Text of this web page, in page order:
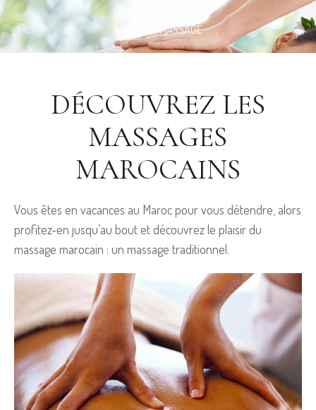
ACCUEIL »MASSAGE
DÉCOUVREZ LES
MASSAGES
MAROCAINS
Vous êtes en vacances au Maroc pour vous détendre, alors
profitez-en jusqu’au bout et découvrez le plaisir du
massage marocain : un massage traditionnel.